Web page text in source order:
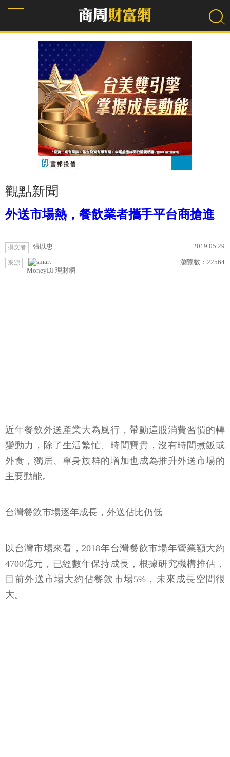
觀點新聞
外送市場熱，餐飲業者攜手平台商搶進
撰文者 張以忠 2019.05.29
來源
MoneyDJ 理財網
瀏覽數： 22564
近年餐飲外送產業大為風行，帶動這股消費習慣的轉
變動力，除了生活繁忙、時間寶貴，沒有時間煮飯或
外食，獨居、單身族群的增加也成為推升外送市場的
主要動能。
台灣餐飲市場逐年成長，外送佔比仍低
以台灣市場來看，2018年台灣餐飲市場年營業額大約
4700億元，已經數年保持成長，根據研究機構推估，
目前外送市場大約佔餐飲市場5%，未來成長空間很
大。